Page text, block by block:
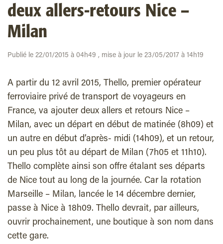
deux allers-retours Nice –
Milan
Publié le 22/01/2015 à 04h49 , mise à jour le 23/05/2017 à 14h19
A partir du 12 avril 2015, Thello, premier opérateur
ferroviaire privé de transport de voyageurs en
France, va ajouter deux allers et retours Nice –
Milan, avec un départ en début de matinée (8h09) et
un autre en début d’après- midi (14h09), et un retour,
un peu plus tôt au départ de Milan (7h05 et 11h10).
Thello complète ainsi son offre étalant ses départs
de Nice tout au long de la journée. Car la rotation
Marseille – Milan, lancée le 14 décembre dernier,
passe à Nice à 18h09. Thello devrait, par ailleurs,
ouvrir prochainement, une boutique à son nom dans
cette gare.